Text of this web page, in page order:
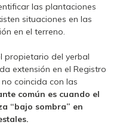
las plantaciones
situaciones en las
en el terreno.
propietario del yerbal
extensión en el Registro
coincida con las
común es cuando el
“bajo sombra” en